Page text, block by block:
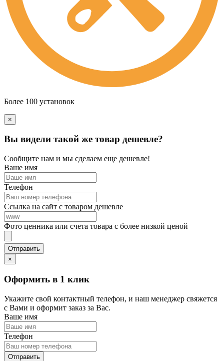
Более 100 установок
×
Вы видели такой же товар дешевле?
Сообщите нам и мы сделаем еще дешевле!
Ваше имя
Телефон
Ссылка на сайт с товаром дешевле
Фото ценника или счета товара с более низкой ценой
×
Оформить в 1 клик
Укажите свой контактный телефон, и наш менеджер свяжется
с Вами и оформит заказ за Вас.
Ваше имя
Телефон